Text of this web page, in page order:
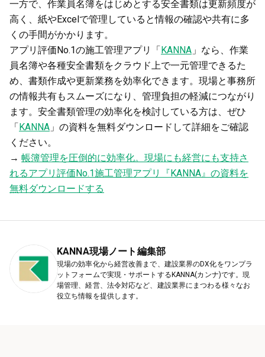
一方で、作業員名簿をはじめとする安全書類は更新頻度が
高く、紙やExcelで管理していると情報の確認や共有に多
くの手間がかかります。
アプリ評価No.1の施工管理アプリ「KANNA 」なら、作業
員名簿や各種安全書類をクラウド上で一元管理できるた
め、書類作成や更新業務を効率化できます。現場と事務所
の情報共有もスムーズになり、管理負担の軽減につながり
ます。安全書類管理の効率化を検討している方は、ぜひ
「KANNA 」の資料を無料ダウンロードして詳細をご確認
ください。
→ 帳簿管理を圧倒的に効率化。現場にも経営にも支持さ
れるアプリ評価No.1施工管理アプリ『KANNA』の資料を
無料ダウンロードする
KANNA現場ノート編集部
現場の効率化から経営改善まで、建設業界のDX化をワンプラ
ットフォームで実現・サポートするKANNA(カンナ)です。現
場管理、経営、法令対応など、建設業界にまつわる様々なお
役立ち情報を提供します。